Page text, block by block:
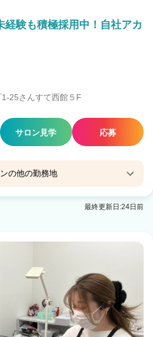
経験も積極採用中！自社アカ
25さんすて西館５F
サロン見学 応募
の他の勤務地
津店
井山手店
三田店
徒歩1分
最終更新日:24日前